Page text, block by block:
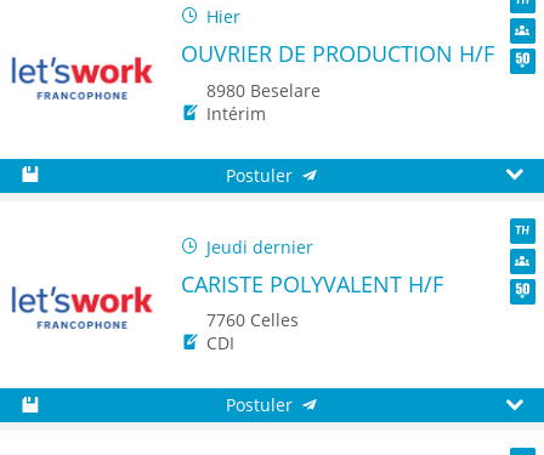
Hier
TH
OUVRIER DE PRODUCTION H/F
8980 Beselare
Intérim
Postuler
Jeudi dernier
TH
CARISTE POLYVALENT H/F
7760 Celles
CDI
Postuler